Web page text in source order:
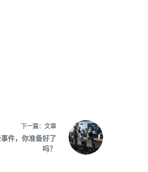
下一篇： 文章
件，你准备好了
吗？